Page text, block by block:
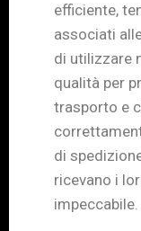
efficiente,
associati
di utilizzare
qualità per
trasporto e
di
ricevano i
impeccabile.